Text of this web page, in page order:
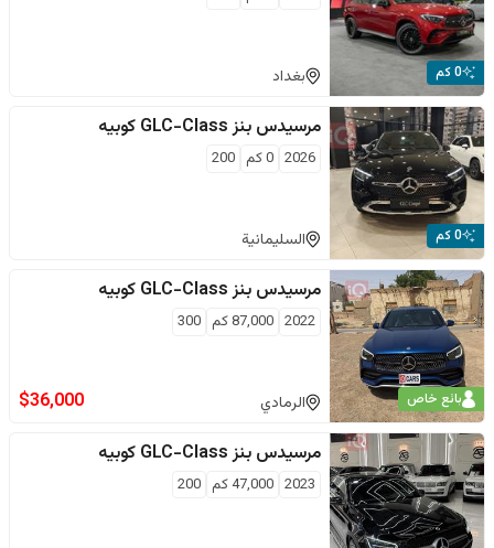
0 كم بغداد
0 كم
مرسيدس بنز GLC-Class كوبيه
2026
0كم 200
السليمانية
بائع خاص
مرسيدس بنز GLC-Class كوبيه
2022
87,000كم 300
الرمادي $36,000
مرسيدس بنز GLC-Class كوبيه
2023
47,000كم 200